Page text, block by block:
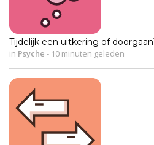
Tijdelijk een uitkering of
in Psyche - 10 minuten geleden